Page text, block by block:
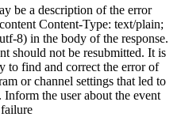
be a description of the error
Content-Type: text/plain;
8) in the body of the response.
should not be resubmitted. It is
to find and correct the error of
or channel settings that led to
Inform the user about the event